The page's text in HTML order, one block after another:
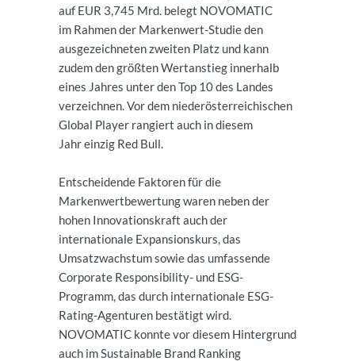
auf EUR 3,745 Mrd. belegt NOVOMATIC
im Rahmen der Markenwert-Studie den
ausgezeichneten zweiten Platz und kann
zudem den größten Wertanstieg innerhalb
eines Jahres unter den Top 10 des Landes
verzeichnen. Vor dem niederösterreichischen
Global Player rangiert auch in diesem
Jahr einzig Red Bull.
Entscheidende Faktoren für die
Markenwertbewertung waren neben der
hohen Innovationskraft auch der
internationale Expansionskurs, das
Umsatzwachstum sowie das umfassende
Corporate Responsibility- und ESG-
Programm, das durch internationale ESG-
Rating-Agenturen bestätigt wird.
NOVOMATIC konnte vor diesem Hintergrund
auch im Sustainable Brand Ranking